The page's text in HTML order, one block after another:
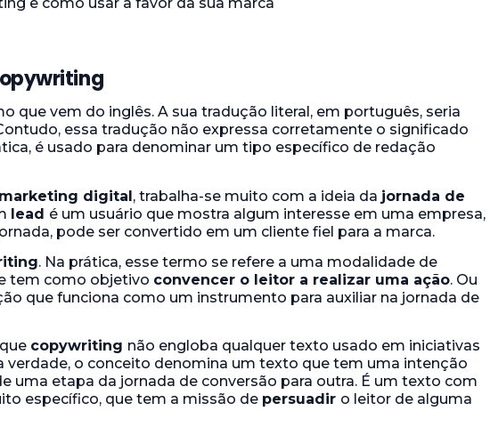
que vem do inglês. A sua tradução literal, em português, seria
essa tradução não expressa corretamente o significado
é usado para denominar um tipo específico de redação
marketing digital, trabalha-se muito com a ideia da jornada de
lead é um usuário que mostra algum interesse em uma empresa,
pode ser convertido em um cliente fiel para a marca.
. Na prática, esse termo se refere a uma modalidade de
tem como objetivo convencer o leitor a realizar uma ação. Ou
que funciona como um instrumento para auxiliar na jornada de
copywriting não engloba qualquer texto usado em iniciativas
verdade, o conceito denomina um texto que tem uma intenção
uma etapa da jornada de conversão para outra. É um texto com
específico, que tem a missão de persuadir o leitor de alguma